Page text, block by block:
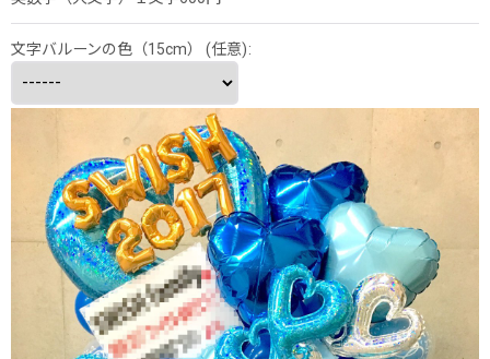
文字バルーンの色（15cm） (任意):